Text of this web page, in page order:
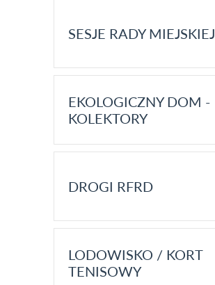
SESJE RADY MIEJSKIEJ
EKOLOGICZNY DOM -
KOLEKTORY
DROGI RFRD
LODOWISKO / KORT
TENISOWY